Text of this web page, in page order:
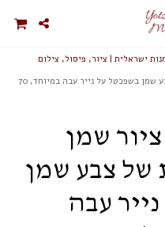
ישראלית | ציור, פיסול, צילום
אסתי גלזר, ציור שמן למכירה, שכבות של צבע שמן בשפכטל על נייר עבה במיוחד, 70
שמן
של צבע שמן
עבה